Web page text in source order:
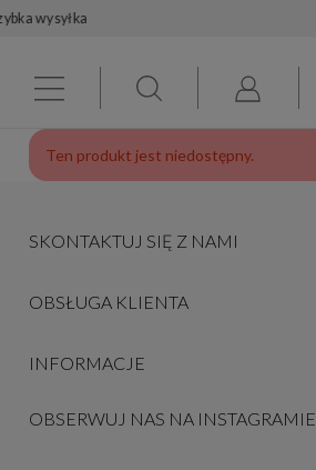
Ten produkt jest niedostępny.
SKONTAKTUJ SIĘ Z NAMI
OBSŁUGA KLIENTA
INFORMACJE
OBSERWUJ NAS NA INSTAGRAMIE